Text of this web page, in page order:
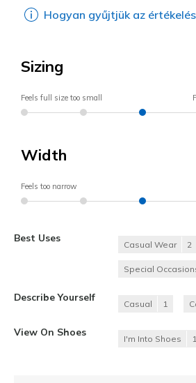
Hogyan gyűjtjük az
Sizing
Feels full size too small
Width
Feels too narrow
Best Uses
Casual Wear 2
Special
Describe Yourself
Casual 1
View On Shoes
I'm Into Shoes 1